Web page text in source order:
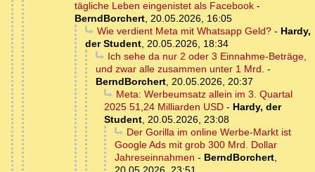
tägliche Leben eingenistet als Facebook -
BerndBorchert, 20.05.2026, 16:05
Wie verdient Meta mit Whatsapp Geld?- Hardy,
der Student, 20.05.2026, 18:34
Ich sehe da nur 2 oder 3 Einnahme-Beträge,
und zwar alle zusammen unter 1 Mrd. -
BerndBorchert, 20.05.2026, 20:37
Meta: Werbeumsatz allein im 3. Quartal
2025 51,24 Milliarden USD - Hardy, der
Student, 20.05.2026, 23:08
Der Gorilla im online Werbe-Markt ist
Google Ads mit grob 300 Mrd. Dollar
Jahreseinnahmen - BerndBorchert,